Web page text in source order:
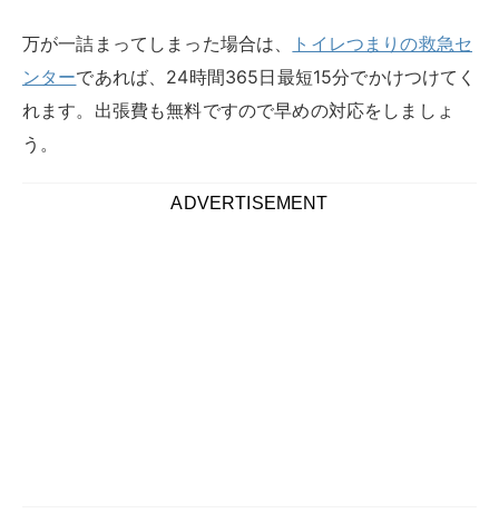
万が一詰まってしまった場合は、
トイレつまりの救急セ
ンターであれば、24時間365日最短15分でかけつけてく
れます。出張費も無料ですので早めの対応をしましょ
う。
ADVERTISEMENT